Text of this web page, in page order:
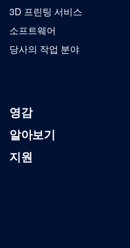
3D 프린팅 서비스
소프트웨어
당사의 작업 분야
영감
알아보기
지원